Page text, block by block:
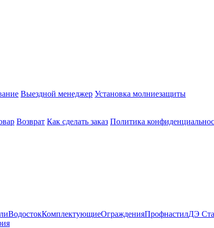
Выездной менеджер Установка молниезащиты
Возврат Как сделать заказ Политика
ВодостокКомплектующиеОгражденияПрофнастилДЭ